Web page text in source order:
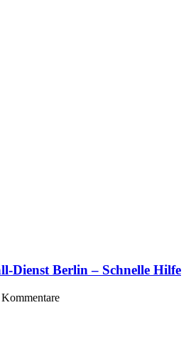
Dienst Berlin – Schnelle Hilfe